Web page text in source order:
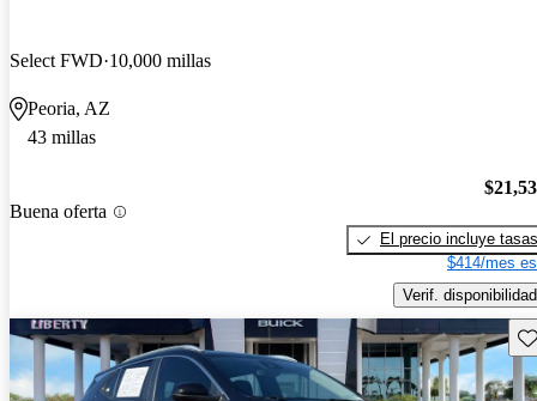
Select FWD 10,000 millas
Peoria, AZ
43 millas
Buena oferta
El precio incluye tasas
$414/mes
Verif. disponibilidad